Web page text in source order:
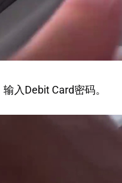
输入Debit Card密码。